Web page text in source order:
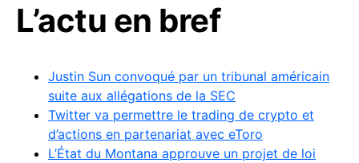
L’actu en bref
Justin Sun convoqué par un tribunal américain
suite aux allégations de la SEC
Twitter va permettre le trading de crypto et
d’actions en partenariat avec eToro
L’État du Montana approuve un projet de loi